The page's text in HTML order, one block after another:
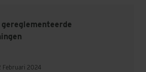
gereglementeerde
Februari 2024